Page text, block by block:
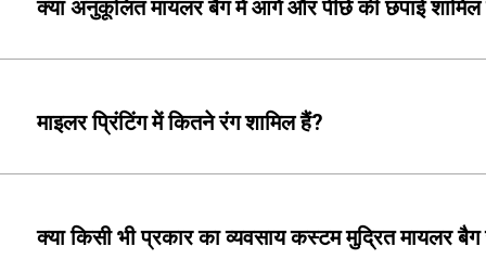
क्या अनुकूलित मायलर बैग में आगे और पीछे की छपाई शामिल
माइलर प्रिंटिंग में कितने रंग शामिल हैं?
क्या किसी भी प्रकार का व्यवसाय कस्टम मुद्रित मायलर